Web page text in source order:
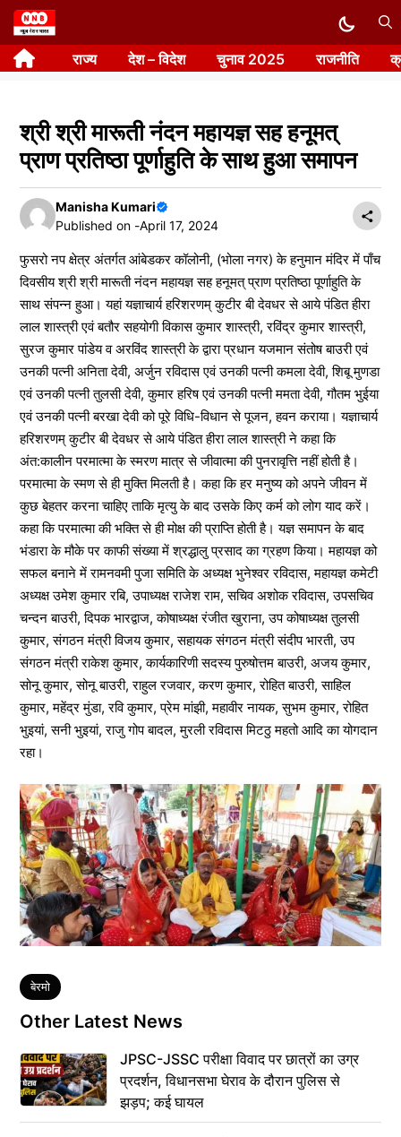
Skip
to
content राज्य देश – विदेश चुनाव 2025 राजनीति
श्री श्री मारूती नंदन महायज्ञ सह हनूमत्
प्राण प्रतिष्ठा पूर्णाहुति के साथ हुआ समापन
Manisha Kumari
Published on -April 17, 2024
फुसरो नप क्षेत्र अंतर्गत आंबेडकर कॉलोनी, (भोला नगर) के हनुमान मंदिर में पाँच
दिवसीय श्री श्री मारूती नंदन महायज्ञ सह हनूमत् प्राण प्रतिष्ठा पूर्णाहुति के
साथ संपन्न हुआ। यहां यज्ञाचार्य हरिशरणम् कुटीर बी देवधर से आये पंडित हीरा
लाल शास्त्री एवं बतौर सहयोगी विकास कुमार शास्त्री, रविंद्र कुमार शास्त्री,
सुरज कुमार पांडेय व अरविंद शास्त्री के द्वारा प्रधान यजमान संतोष बाउरी एवं
उनकी पत्नी अनिता देवी, अर्जुन रविदास एवं उनकी पत्नी कमला देवी, शिबू मुणडा
एवं उनकी पत्नी तुलसी देवी, कुमार हरिष एवं उनकी पत्नी ममता देवी, गौतम भुईया
एवं उनकी पत्नी बरखा देवी को पूरे विधि-विधान से पूजन, हवन कराया। यज्ञाचार्य
हरिशरणम् कुटीर बी देवधर से आये पंडित हीरा लाल शास्त्री ने कहा कि
अंत:कालीन परमात्मा के स्मरण मात्र से जीवात्मा की पुनरावृत्ति नहीं होती है।
परमात्मा के स्मण से ही मुक्ति मिलती है। कहा कि हर मनुष्य को अपने जीवन में
कुछ बेहतर करना चाहिए ताकि मृत्यु के बाद उसके किए कर्म को लोग याद करें।
कहा कि परमात्मा की भक्ति से ही मोक्ष की प्राप्ति होती है। यज्ञ समापन के बाद
भंडारा के मौके पर काफी संख्या में श्रद्धालु प्रसाद का ग्रहण किया। महायज्ञ को
सफल बनाने में रामनवमी पुजा समिति के अध्यक्ष भुनेश्वर रविदास, महायज्ञ कमेटी
अध्यक्ष उमेश कुमार रबि, उपाध्यक्ष राजेश राम, सचिव अशोक रविदास, उपसचिव
चन्दन बाउरी, दिपक भारद्वाज, कोषाध्यक्ष रंजीत खुराना, उप कोषाध्यक्ष तुलसी
कुमार, संगठन मंत्री विजय कुमार, सहायक संगठन मंत्री संदीप भारती, उप
संगठन मंत्री राकेश कुमार, कार्यकारिणी सदस्य पुरुषोत्तम बाउरी, अजय कुमार,
सोनू कुमार, सोनू बाउरी, राहुल रजवार, करण कुमार, रोहित बाउरी, साहिल
कुमार, महेंद्र मुंडा, रवि कुमार, प्रेम मांझी, महावीर नायक, सुभम कुमार, रोहित
भुइयां, सनी भुइयां, राजु गोप बादल, मुरली रविदास मिटठु महतो आदि का योगदान
रहा।
Tags
बेरमो
Other Latest News
JPSC-JSSC परीक्षा विवाद पर छात्रों का उग्र
प्रदर्शन, विधानसभा घेराव के दौरान पुलिस से
झड़प; कई घायल